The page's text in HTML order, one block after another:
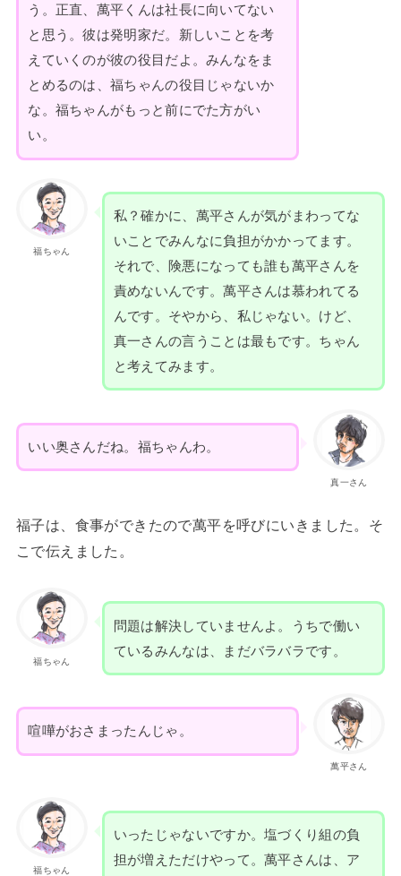
う。正直、萬平くんは社長に向いてない
と思う。彼は発明家だ。新しいことを考
えていくのが彼の役目だよ。みんなをま
とめるのは、福ちゃんの役目じゃないか
な。福ちゃんがもっと前にでた方がい
い。
福ちゃん
私？確かに、萬平さんが気がまわってな
いことでみんなに負担がかかってます。
それで、険悪になっても誰も萬平さんを
責めないんです。萬平さんは慕われてる
んです。そやから、私じゃない。けど、
真一さんの言うことは最もです。ちゃん
と考えてみます。
真一さん
いい奥さんだね。福ちゃんわ。
福子は、食事ができたので萬平を呼びにいきました。そ
こで伝えました。
福ちゃん
問題は解決していませんよ。うちで働い
ているみんなは、まだバラバラです。
萬平さん
喧嘩がおさまったんじゃ。
福ちゃん
いったじゃないですか。塩づくり組の負
担が増えただけやって。萬平さんは、ア